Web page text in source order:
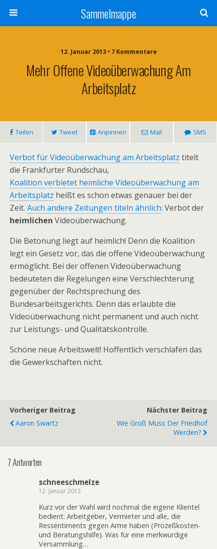
Sammelmappe
12. Januar 2013 • 7 Kommentare
Mehr Offene Videoüberwachung Am
Arbeitsplatz
Teilen Tweet Anpinnen Mail SMS
Verbot für Videoüberwachung am Arbeitsplatz titelt
die Frankfurter Rundschau,
Koalition verbietet heimliche Videoüberwachung am
Arbeitsplatz heißt es schon etwas genauer bei der
Zeit. Auch andere Zeitungen titeln ähnlich: Verbot der
heimlichen Videoüberwachung.
Die Betonung liegt auf heimlich! Denn die Koalition
legt ein Gesetz vor, das die offene Videoüberwachung
ermöglicht. Bei der offenen Videoüberwachung
bedeuteten die Regelungen eine Verschlechterung
gegenüber der Rechtsprechung des
Bundesarbeitsgerichts. Denn das erlaubte die
Videoüberwachung nicht permanent und auch nicht
zur Leistungs- und Qualitätskontrolle.
Schöne neue Arbeitswelt! Hoffentlich verschlafen das
die Gewerkschaften nicht.
Vorheriger Beitrag
Aaron Swartz
Nächster Beitrag
Wie Groß Muss Der Friedhof
Werden?
7 Antworten
schneeschmelze
12. Januar 2013
Kurz vor der Wahl wird nochmal die eigene Klientel
bedient: Arbeitgeber, Vermieter und alle, die
Ressentiments gegen Arme haben (Prozeßkosten-
und Beratungshilfe). Was für eine merkwürdige
Versammlung…